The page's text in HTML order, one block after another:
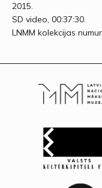
2015.
SD video, 00:37:30.
LNMM kolekcijas